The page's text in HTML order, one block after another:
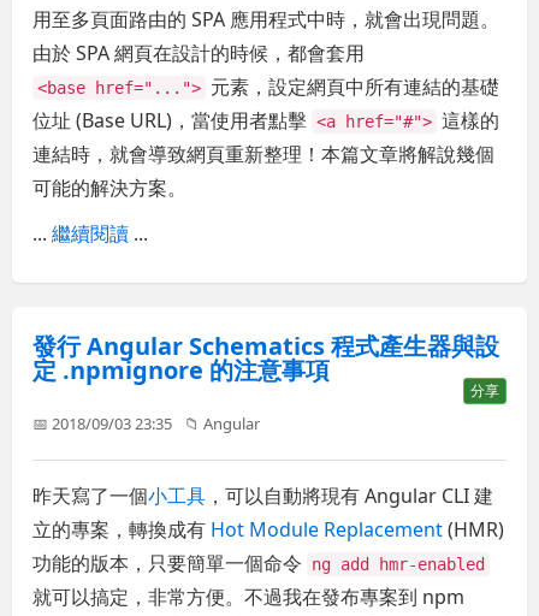
用至多頁面路由的 SPA 應用程式中時，就會出現問題。
由於 SPA 網頁在設計的時候，都會套用
<base href="..."> 元素，設定網頁中所有連結的基礎
位址 (Base URL)，當使用者點擊 <a href="#"> 這樣的
連結時，就會導致網頁重新整理！本篇文章將解說幾個
可能的解決方案。
...繼續閱讀 ...
發行 Angular Schematics 程式產生器與設
定 .npmignore 的注意事項
分享
📅 2018/09/03 23:35 📁Angular
昨天寫了一個小工具 ，可以自動將現有 Angular CLI 建
立的專案，轉換成有 Hot Module Replacement(HMR)
功能的版本，只要簡單一個命令
ng add hmr-enabled
就可以搞定，非常方便。不過我在發布專案到 npm